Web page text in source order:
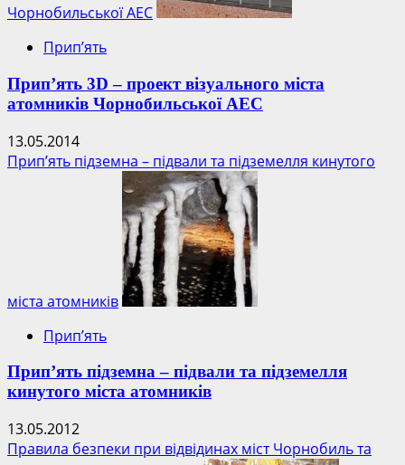
захоронять
аналіз
Чорнобильської АЕС
Прип’ять
Прип’ять 3D – проект візуального міста
атомників Чорнобильської АЕС
13.05.2014
Прип’ять підземна – підвали та підземелля кинутого
міста атомників
Прип’ять
Прип’ять підземна – підвали та підземелля
кинутого міста атомників
13.05.2012
Правила безпеки при відвідинах міст Чорнобиль та